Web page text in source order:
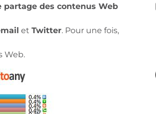
des contenus Web
et Twitter. Pour une fois,
Web.